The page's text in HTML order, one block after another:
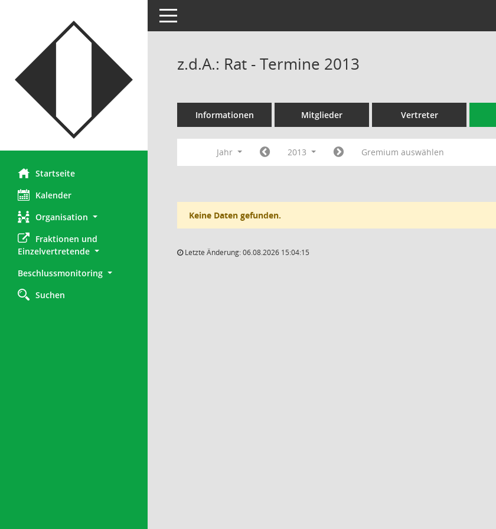
Startseite
Kalender
Organisation
Fraktionen und
Einzelvertretende
Beschlussmonitoring
Suchen
Toggle navigation
z.d.A.: Rat - Termine 2013
Informationen Mitglieder Vertreter
Jahr 2013 Gremium auswählen
Keine Daten gefunden.
Letzte Änderung: 06.08.2026 15:04:15